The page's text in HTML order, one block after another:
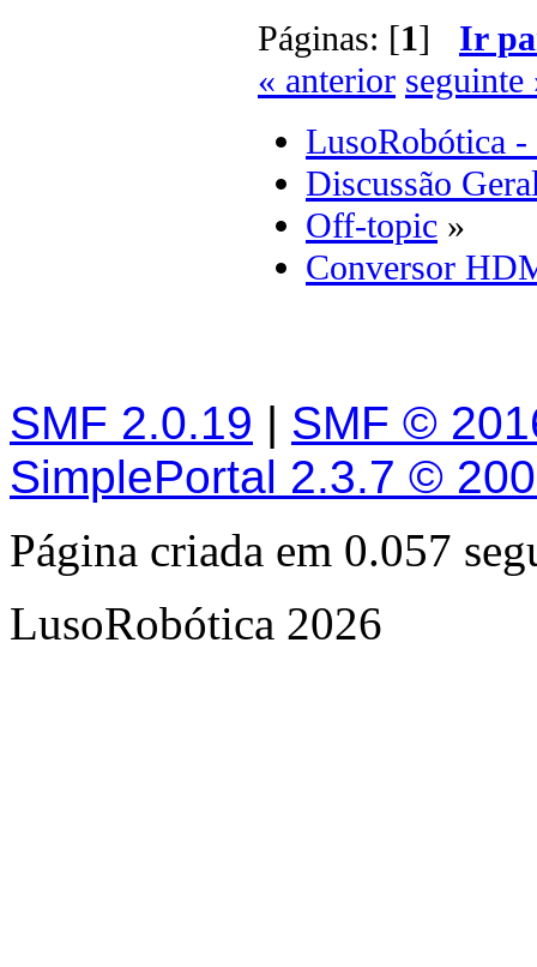
Páginas: [1] Ir
« anterior seguinte
LusoRobótica -
Discussão
Off-topic »
Conversor
SMF 2.0.19 | SMF ©
SimplePortal 2.3.7 ©
Página criada em 0.057
LusoRobótica 2026